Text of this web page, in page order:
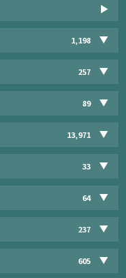
1,198
257
89
13,971
33
64
237
605